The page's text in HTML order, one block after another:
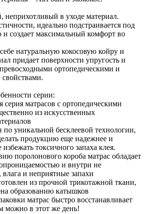
в уходе материал.
идеально подстраивается под
и создает максимальный комфорт во
натуральную кокосовую койру и
придает поверхности упругость и
превосходными ортопедическими и
серии:
серия матрасов с ортопедическими
из искусственных
по уникальной бесклеевой технологии,
продукцию еще надежнее и
токсичного запаха клея.
поролонового короба матрас обладает
и внутри не
и неприятные запахи
из прочной трикотажной ткани,
образованию катышков
матрас быстро восстанавливает
можно в этот же день!